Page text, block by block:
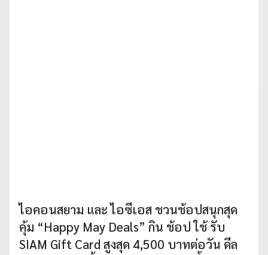
ไอคอนสยาม และ ไอซีเอส ชวนช้อปสนุกสุด
คุ้ม “Happy May Deals” กิน ช้อป ใช้ รับ
SIAM Gift Card สูงสุด 4,500 บาทต่อวัน ดีล